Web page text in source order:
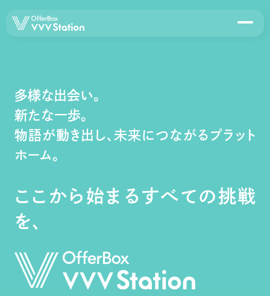
Station
OfferBox VVV Station 早稲田店
OfferBox VVV Station 北海道大学店
OfferBox VVV Station 東北大学店
OfferBox VVV Station 大阪大学店
Event
Report
News
Recruitment
多様な出会い。
新たな一歩。
物語が動き出し、未来につながるプラット
ホーム。
ここから始まるすべての挑戦
を、